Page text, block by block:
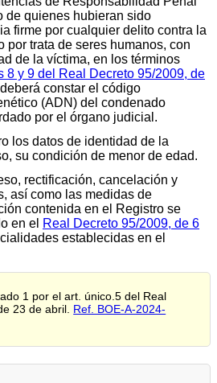
de quienes hubieran sido
firme por cualquier delito contra la
por trata de seres humanos, con
de la víctima, en los términos
8 y 9 del Real Decreto 95/2009, de
constar el código
(ADN) del condenado
por el órgano judicial.
los datos de identidad de la
su condición de menor de edad.
rectificación, cancelación y
así como las medidas de
contenida en el Registro se
en el Real Decreto 95/2009, de 6
establecidas en el
1 por el art. único.5 del Real
23 de abril. Ref. BOE-A-2024-